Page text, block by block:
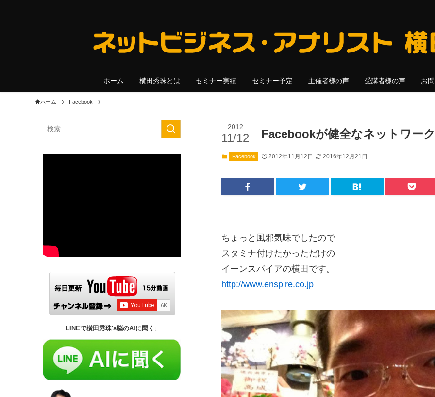
ホーム 横田秀珠とは セミナー実績 セミナー予定 主催者様の声 受講者様の声 お
ホーム Facebook
Facebookが健全なネットワー
2012
11/12
Facebook 2012年11月12日 2016年12月21日
ちょっと風邪気味でしたので
スタミナ付けたかっただけの
イーンスパイアの横田です。
http://www.enspire.co.jp
LINEで横田秀珠's脳のAIに聞く↓